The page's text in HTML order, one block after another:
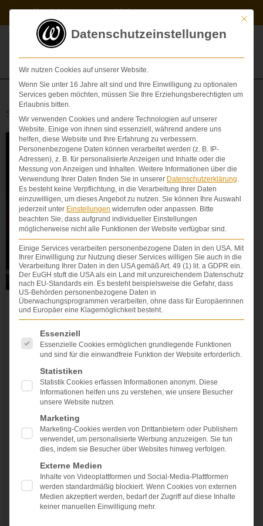
springen
Kontakt Videos
Schlagwort: Arztbrief
ARZTBRIEF
Ein Arztbrief kann eine Pflicht der
Patientin zur Nachforschung
hinsichtlich eines
Behandlungsfehlerverdachts
auslösen
Dieser Fall zeigt sehr anschaulich eine
Verjährungsfalle: Die Verjährung in
Arzthaftungssachen beträgt 30 Jahre (Höchstfrist).
Danach kann kein Anspruch mehr geltend gemacht
werden. Die kürzere Frist der Regelverjährung (drei
Jahre) wird innerhalb dieser 30 Jahre in Gang
gesetzt, wenn die Kenntnis des Patienten im Großen
und Ganzen von einer Behandlung
WEITERLESEN »
Mit
Datenschutzeinstellungen
Wir nutzen Cookies auf unserer Website.
Wenn Sie unter 16 Jahre alt sind und Ihre Einwilligung zu optionalen
Services geben möchten, müssen Sie Ihre Erziehungsberechtigten um
Erlaubnis bitten.
Wir verwenden Cookies und andere Technologien auf unserer
Website. Einige von ihnen sind essenziell, während andere uns
helfen, diese Website und Ihre Erfahrung zu verbessern.
Personenbezogene Daten können verarbeitet werden (z. B. IP-
Adressen), z. B. für personalisierte Anzeigen und Inhalte oder die
Messung von Anzeigen und Inhalten. Weitere Informationen über die
Verwendung Ihrer Daten finden Sie in unserer Datenschutzerklärung.
Es besteht keine Verpflichtung, in die Verarbeitung Ihrer Daten
einzuwilligen, um dieses Angebot zu nutzen. Sie können Ihre Auswahl
jederzeit unter Einstellungen widerrufen oder anpassen. Bitte
beachten Sie, dass aufgrund individueller Einstellungen
möglicherweise nicht alle Funktionen der Website verfügbar sind.
Einige Services verarbeiten personenbezogene Daten in den USA. Mit
Ihrer Einwilligung zur Nutzung dieser Services willigen Sie auch in die
Verarbeitung Ihrer Daten in den USA gemäß Art. 49 (1) lit. a GDPR ein.
Der EuGH stuft die USA als ein Land mit unzureichendem Datenschutz
nach EU-Standards ein. Es besteht beispielsweise die Gefahr, dass
US-Behörden personenbezogene Daten in
Überwachungsprogrammen verarbeiten, ohne dass für Europäerinnen
und Europäer eine Klagemöglichkeit besteht.
Es folgt eine Liste der Service-Gruppen, für die eine
Essenziell
Essenzielle Cookies ermöglichen grundlegende Funktionen
und sind für die einwandfreie Funktion der Website erforderlich.
Statistiken
Statistik Cookies erfassen Informationen anonym. Diese
Informationen helfen uns zu verstehen, wie unsere Besucher
unsere Website nutzen.
Marketing
Marketing-Cookies werden von Drittanbietern oder Publishern
verwendet, um personalisierte Werbung anzuzeigen. Sie tun
dies, indem sie Besucher über Websites hinweg verfolgen.
Externe Medien
Inhalte von Videoplattformen und Social-Media-Plattformen
werden standardmäßig blockiert. Wenn Cookies von externen
Medien akzeptiert werden, bedarf der Zugriff auf diese Inhalte
keiner manuellen Einwilligung mehr.